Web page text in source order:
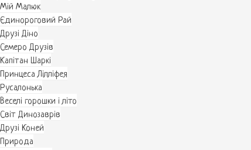
Мій Малюк
Єдинороговий Рай
Друзі Діно
Семеро Друзів
Капітан Шаркі
Принцеса Лілліфея
Русалонька
Веселі горошки і літо
Світ Динозаврів
Друзі Коней
Природа